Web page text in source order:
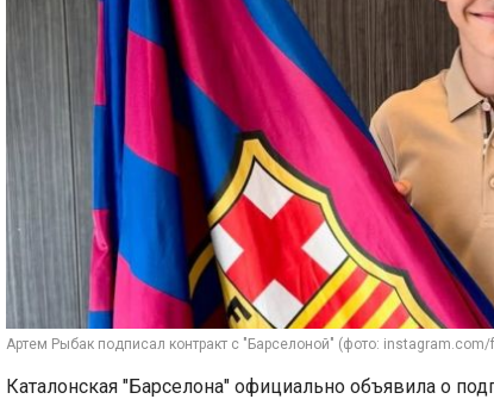
Артем Рыбак подписал контракт с "Барселоной" (фото:
Каталонская "Барселона" официально объявила о